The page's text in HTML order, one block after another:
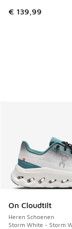
€ 139,99
On Cloudtilt
Heren Schoenen
Storm White - Storm